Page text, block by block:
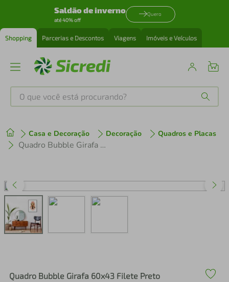
Saldão de inverno
até 40% off
Quero
Shopping Parcerias e Descontos Viagens Imóveis e Veículos
O que você está procurando?
Casa e Decoração Decoração Quadros e Placas
Quadro Bubble Girafa 60x43 Filete Preto
Quadro Bubble Girafa 60x43 Filete Preto
1º tenis
3º perfume
4º